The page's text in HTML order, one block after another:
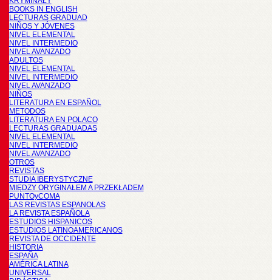
BOOKS IN ENGLISH
LECTURAS GRADUAD
NIÑOS Y JÓVENES
NIVEL ELEMENTAL
NIVEL INTERMEDIO
NIVEL AVANZADO
ADULTOS
NIVEL ELEMENTAL
NIVEL INTERMEDIO
NIVEL AVANZADO
NIÑOS
LITERATURA EN ESPAÑOL
METODOS
LITERATURA EN POLACO
LECTURAS GRADUADAS
NIVEL ELEMENTAL
NIVEL INTERMEDIO
NIVEL AVANZADO
OTROS
REVISTAS
STUDIA IBERYSTYCZNE
MIĘDZY ORYGINAŁEM A PRZEKŁADEM
PUNTOyCOMA
LAS REVISTAS ESPANOLAS
LA REVISTA ESPAÑOLA
ESTUDIOS HISPANICOS
ESTUDIOS LATINOAMERICANOS
REVISTA DE OCCIDENTE
HISTORIA
ESPAÑA
AMÉRICA LATINA
UNIVERSAL